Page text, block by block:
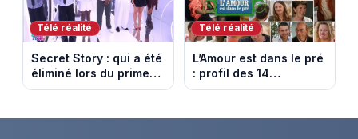
Télé réalité
Secret Story : qui a été
éliminé lors du prime
du 6 août 2026 sur
Télé réalité
L’Amour est dans le pré
: profil des 14
agriculteurs, speed
nouvelles histoires